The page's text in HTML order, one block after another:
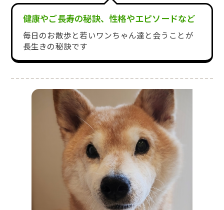
健康やご長寿の秘訣、性格やエピソードなど
毎日のお散歩と若いワンちゃん達と会うことが
長生きの秘訣です